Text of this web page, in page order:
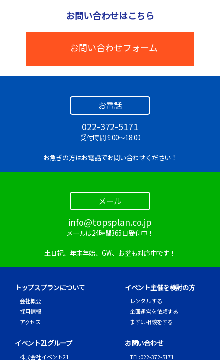
6坪テント（赤白青）があります！カラフルで、遠
目からでも分かりやすくなっています！
早朝の設営はお願いできますか？
可能です！一度、お問い合わせください！
屋外用テーブルでもう少し大きめのはありますか？
現状は、幅1,800×奥450mmサイズのみとなります
が、ご希望のサイズがございましたら一度ご相談く
スポットクーラを数台借りることはできますか？
もちろんです！必要な台数をお申し付けください！
在庫を確認いたします！
Q.スポットクーラーと一緒にサーキュレーターも借
大丈夫です！一度、ご相談ください！
1つからでも借りることはできますか？
お問い合わせはこちら
お問い合わせフォーム
お電話
022-372-5171
受付時間 9:00～18:00
お急ぎの方はお電話でお問い合わせください！
メール
info@topsplan.co.jp
メールは24時間365日受付中！
土日祝、年末年始、GW、お盆も対応中です！
トップスプランについて
会社概要
採用情報
アクセス
イベント主催を検討の方
レンタルする
企画運営を依頼する
まずは相談をする
イベント21グループ
株式会社イベント21
お問い合わせ
TEL :022-372-5171